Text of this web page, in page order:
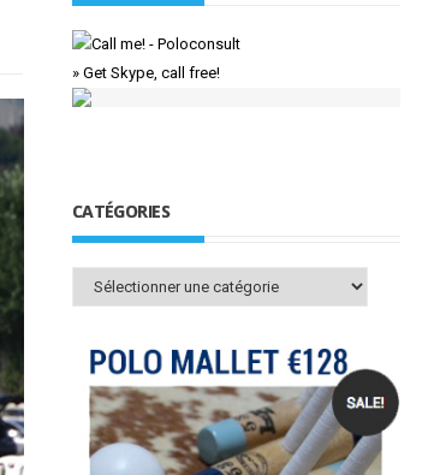
» Get Skype, call free!
CATÉGORIES
Catégories